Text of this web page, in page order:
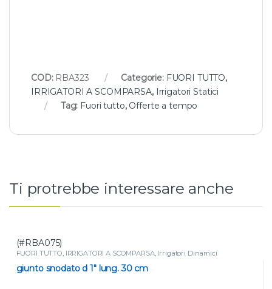
COD: RBA323 Categorie: FUORI TUTTO,
IRRIGATORI A SCOMPARSA, Irrigatori Statici
Tag: Fuori tutto, Offerte a tempo
Ti protrebbe interessare anche
(#RBA075)
FUORI TUTTO, IRRIGATORI A SCOMPARSA, Irrigatori Dinamici
giunto snodato d 1″ lung. 30 cm